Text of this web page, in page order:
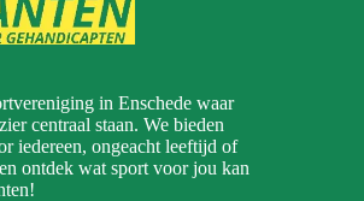
in Enschede waar
centraal staan. We bieden
iedereen, ongeacht leeftijd of
ontdek wat sport voor jou kan